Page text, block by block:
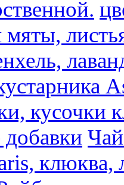
мяты,
кусочки
добавки
клюква,